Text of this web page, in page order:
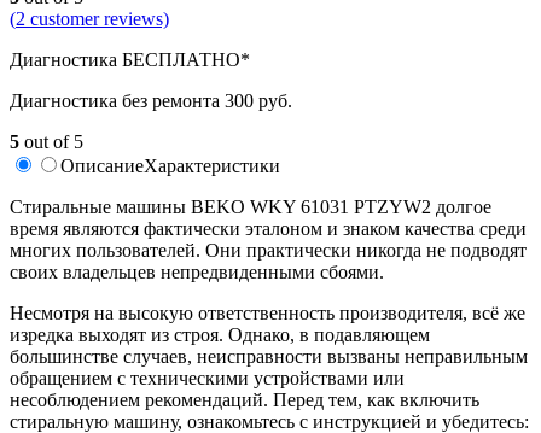
(2 customer reviews)
Диагностика БЕСПЛАТНО*
Диагностика без ремонта 300 руб.
5 out of 5
ОписаниеХарактеристики
Стиральные машины BEKO WKY 61031 PTZYW2 долгое
время являются фактически эталоном и знаком качества среди
многих пользователей. Они практически никогда не подводят
своих владельцев непредвиденными сбоями.
Несмотря на высокую ответственность производителя, всё же
изредка выходят из строя. Однако, в подавляющем
большинстве случаев, неисправности вызваны неправильным
обращением с техническими устройствами или
несоблюдением рекомендаций. Перед тем, как включить
стиральную машину, ознакомьтесь с инструкцией и убедитесь: